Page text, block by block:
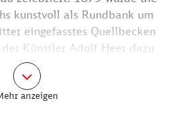
kunstvoll als Rundbank um
eingefasstes Quellbecken
Künstler Adolf Heer dazu
die „Mutter Baar“ darstellt,
der jungen Donau, den Weg
das Wasser nach 100 Metern
anzeigen